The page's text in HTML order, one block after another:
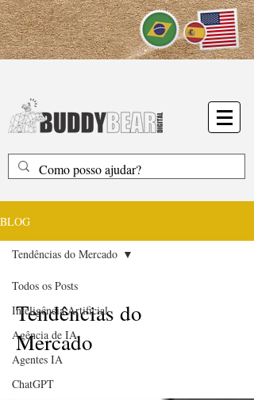
BLOG
Todos os Posts
Inteligência Artificial
Agência de IA
Agentes IA
ChatGPT
Tendências do Mercado
Tendências do
Mercado